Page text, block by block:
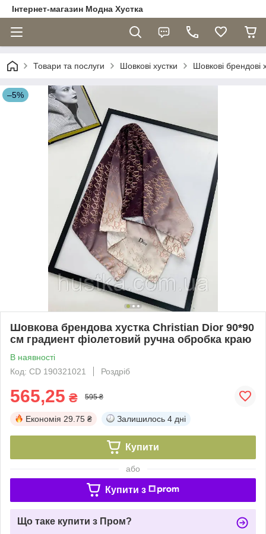
Інтернет-магазин Модна Хустка
Товари та послуги Шовкові хустки Шовкові брендові
–5%
Шовкова брендова хустка Christian Dior 90*90
см градиент фіолетовий ручна обробка краю
В наявності
Код: CD 190321021
Роздріб
565,25 ₴ 595 ₴
Економія 29.75 ₴ Залишилось 4 дні
Купити
або
Купити з
Що таке купити з Пром?